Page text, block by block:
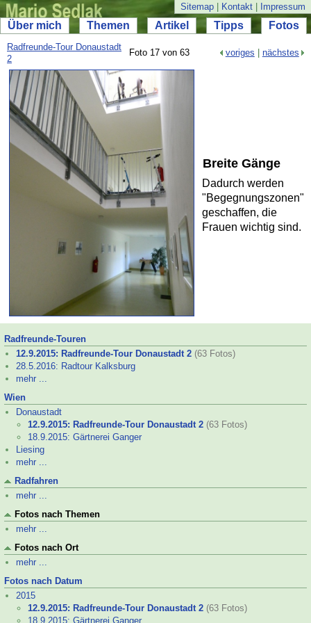
Sitemap Kontakt Impressum
Über mich Themen Artikel Tipps Fotos
Radfreunde-Tour Donaustadt
2
Foto 17 von 63 voriges nächstes
Breite Gänge
Dadurch werden
"Begegnungszonen"
geschaffen, die
Frauen wichtig sind.
Radfreunde-Touren
12.9.2015: Radfreunde-Tour Donaustadt 2 (63 Fotos)
28.5.2016: Radtour Kalksburg
mehr ...
Wien
Donaustadt
12.9.2015: Radfreunde-Tour Donaustadt 2 (63 Fotos)
18.9.2015: Gärtnerei Ganger
Liesing
mehr ...
Radfahren
mehr ...
Fotos nach Themen
mehr ...
Fotos nach Ort
mehr ...
Fotos nach Datum
2015
12.9.2015: Radfreunde-Tour Donaustadt 2 (63 Fotos)
18.9.2015: Gärtnerei Ganger